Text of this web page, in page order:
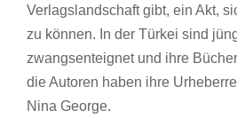
Verlagslandschaft gibt, ein Akt,
zu können. In der Türkei sind
zwangsenteignet und ihre
die Autoren haben ihre
Nina George.